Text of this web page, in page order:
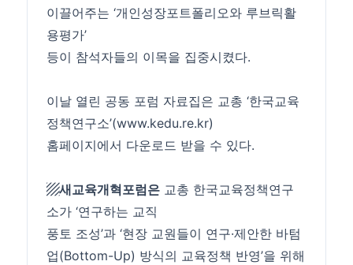
이끌어주는 ‘개인성장포트폴리오와 루브릭활
용평가’
등이 참석자들의 이목을 집중시켰다.
이날 열린 공동 포럼 자료집은 교총 ‘한국교육
정책연구소’(www.kedu.re.kr)
홈페이지에서 다운로드 받을 수 있다.
▨새교육개혁포럼은 교총 한국교육정책연구
소가 ‘연구하는 교직
풍토 조성’과 ‘현장 교원들이 연구·제안한 바텀
업(Bottom-Up) 방식의 교육정책 반영’을 위해